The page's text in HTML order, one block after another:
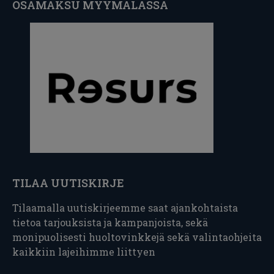
OSAMAKSU MYYMÄLÄSSÄ
TILAA UUTISKIRJE
Tilaamalla uutiskirjeemme saat ajankohtaista
tietoa tarjouksista ja kampanjoista, sekä
monipuolisesti huoltovinkkejä sekä valintaohjeita
kaikkiin lajeihimme liittyen